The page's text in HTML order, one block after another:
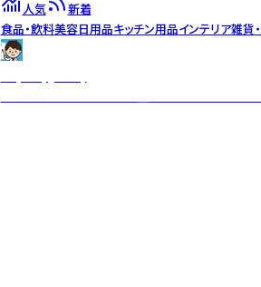
人気
新着
食品・飲料美容日用品キッチン用品インテリア雑貨